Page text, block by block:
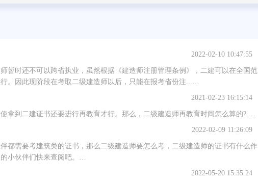
2022-02-10 10:47:55
暂时还不可以跨省执业，虽然根据《建造师注册管理条例》，二建可以在全国范
。因此现阶段在考取二级建造师以后，只能在报考省份注...…
2021-02-23 16:15:14
拿到二建证书还要进行再教育才行。那么，二级建造师再教育时间怎么算的? …
2022-02-09 11:26:09
都需要考建筑类的证书，那么二级建造师要怎么考，二级建造师的证书有什么作
小伙伴们快来查阅吧。…
2022-05-20 15:35:24